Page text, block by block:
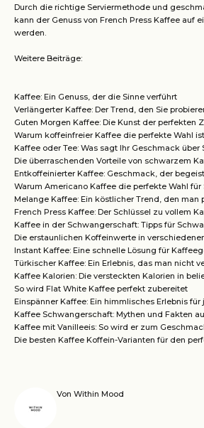
Durch die richtige Serviermethode und
kann der Genuss von French Press Kaffee auf
werden.
Weitere Beiträge:
Kaffee: Ein Genuss, der die Sinne verführt
Verlängerter Kaffee: Der Trend, den Sie
Guten Morgen Kaffee: Die Kunst der perfekten
Warum koffeinfreier Kaffee die perfekte Wahl ist
Kaffee oder Tee: Was sagt Ihr Geschmack über
Die überraschenden Vorteile von schwarzem
Entkoffeinierter Kaffee: Geschmack, der
Warum Americano Kaffee die perfekte Wahl für
Melange Kaffee: Ein köstlicher Trend, den man
French Press Kaffee: Der Schlüssel zu vollem
Kaffee in der Schwangerschaft: Tipps für
Die erstaunlichen Koffeinwerte in
Instant Kaffee: Eine schnelle Lösung für
Türkischer Kaffee: Ein Erlebnis, das man nicht
Kaffee Kalorien: Die versteckten Kalorien in
So wird Flat White Kaffee perfekt zubereitet
Einspänner Kaffee: Ein himmlisches Erlebnis für
Kaffee Schwangerschaft: Mythen und Fakten
Kaffee mit Vanilleeis: So wird er zum
Die besten Kaffee Koffein-Varianten für den
Von Within Mood